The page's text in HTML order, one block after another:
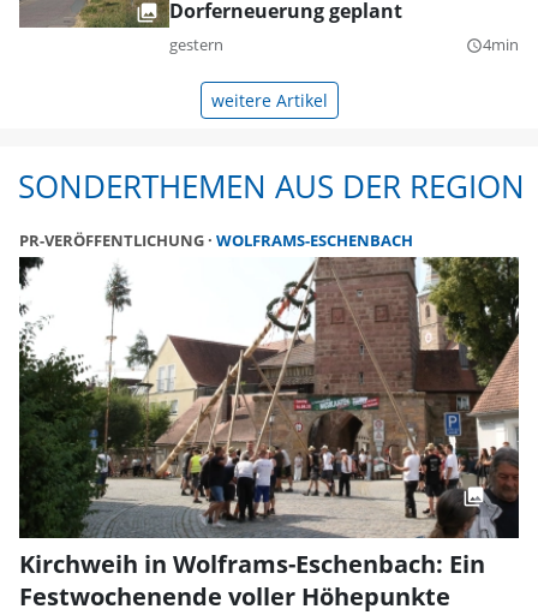
Dorferneuerung geplant
gestern query_builder4min
weitere Artikel
SONDERTHEMEN AUS DER REGION
PR-VERÖFFENTLICHUNG WOLFRAMS-ESCHENBACH
Kirchweih in Wolframs-Eschenbach: Ein
Festwochenende voller Höhepunkte